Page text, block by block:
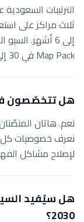
إلى 6 أشهر.
Map Pack في 30 إلى 45 يومًا.
هل تتخصّصون
نعم. هاتان
نعرف خصوصيات
لإصلاح مشاكل
هل سيُفيد
2030؟